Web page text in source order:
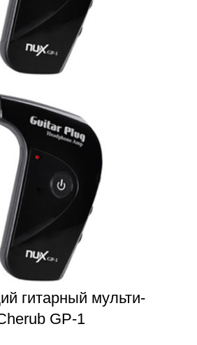
гитарный мульти-
GP-1